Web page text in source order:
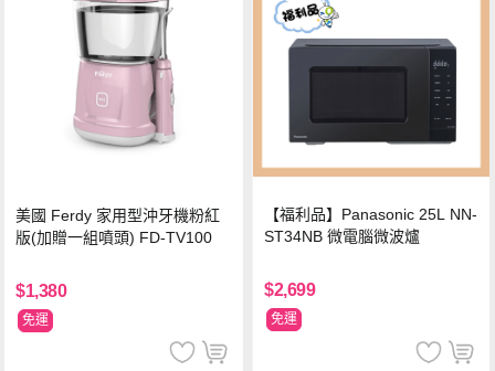
美國 Ferdy 家用型沖牙機粉紅
版(加贈一組噴頭) FD-TV100
$1,380
免運
【福利品】Panasonic 25L NN-
ST34NB 微電腦微波爐
$2,699
免運